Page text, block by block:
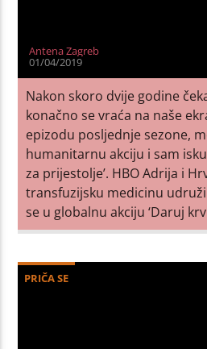
Antena Zagreb
01/04/2019
Nakon skoro dvije godine
konačno se vraća na naše
epizodu posljednje sezone,
humanitarnu akciju i sam
za prijestolje’. HBO Adrija i
transfuzijsku medicinu
se u globalnu akciju ‘Daruj
PRIČA SE